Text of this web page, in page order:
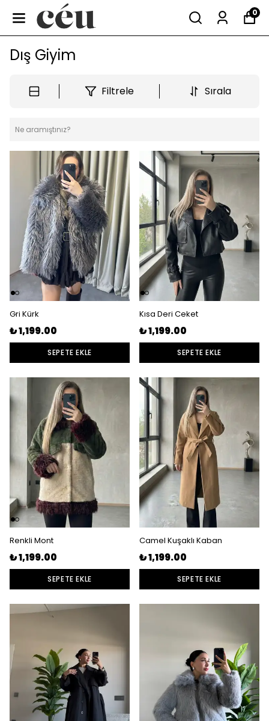
0
Dış Giyim
Filtrele Sırala
Gri Kürk
₺ 1,199.00
SEPETE EKLE
Kısa Deri Ceket
₺ 1,199.00
SEPETE EKLE
Renkli Mont
₺ 1,199.00
SEPETE EKLE
Camel Kuşaklı Kaban
₺ 1,199.00
SEPETE EKLE